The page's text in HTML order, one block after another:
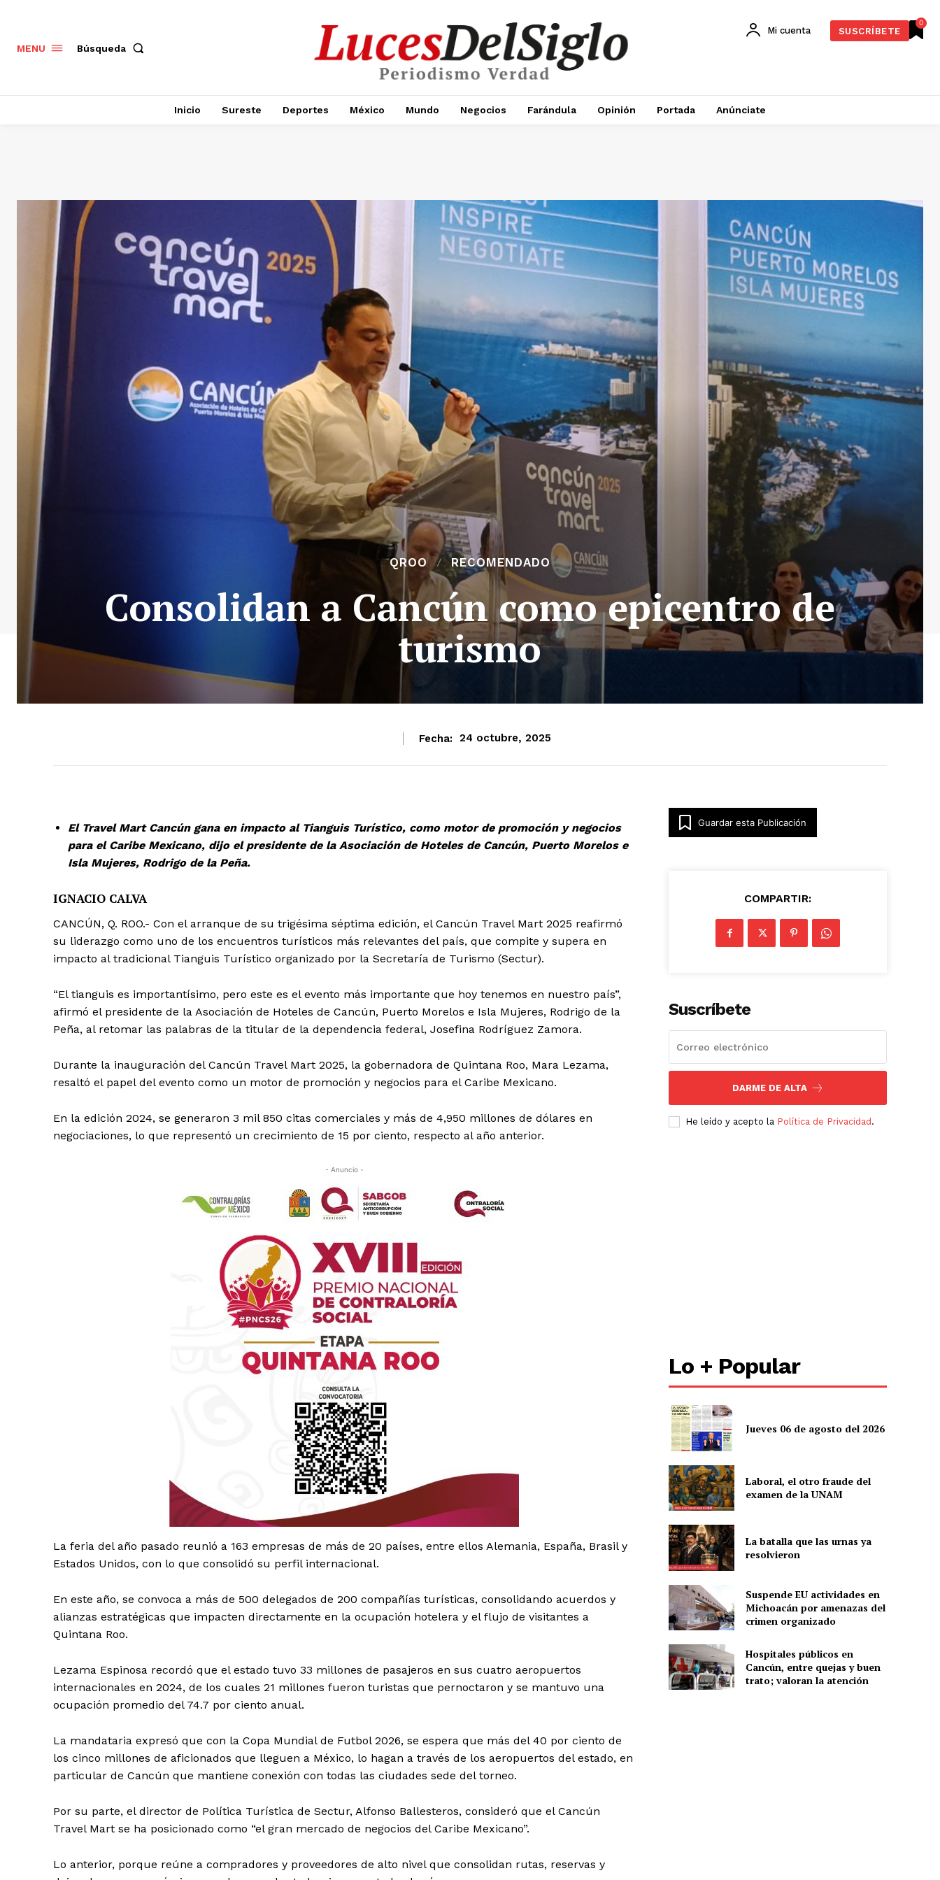
Luces
Del Siglo
SUSCRÍBETE AHORA
Nosotros
Contacto
Políticas del Sitio
Información Propietaria / Financiación
MENU Búsqueda
0
Mi cuenta SUSCRÍBETE
Inicio Sureste Deportes México Mundo Negocios Farándula Opinión Portada Anúnciate
QROO RECOMENDADO
Consolidan a Cancún como epicentro de
turismo
Fecha: 24 octubre, 2025
El Travel Mart Cancún gana en impacto al Tianguis Turístico, como motor de promoción y negocios
para el Caribe Mexicano, dijo el presidente de la Asociación de Hoteles de Cancún, Puerto Morelos e
Isla Mujeres, Rodrigo de la Peña.
IGNACIO CALVA
CANCÚN, Q. ROO.- Con el arranque de su trigésima séptima edición, el Cancún Travel Mart 2025 reafirmó
su liderazgo como uno de los encuentros turísticos más relevantes del país, que compite y supera en
impacto al tradicional Tianguis Turístico organizado por la Secretaría de Turismo (Sectur).
“El tianguis es importantísimo, pero este es el evento más importante que hoy tenemos en nuestro país”,
afirmó el presidente de la Asociación de Hoteles de Cancún, Puerto Morelos e Isla Mujeres, Rodrigo de la
Peña, al retomar las palabras de la titular de la dependencia federal, Josefina Rodríguez Zamora.
Durante la inauguración del Cancún Travel Mart 2025, la gobernadora de Quintana Roo, Mara Lezama,
resaltó el papel del evento como un motor de promoción y negocios para el Caribe Mexicano.
En la edición 2024, se generaron 3 mil 850 citas comerciales y más de 4,950 millones de dólares en
negociaciones, lo que representó un crecimiento de 15 por ciento, respecto al año anterior.
- Anuncio -
La feria del año pasado reunió a 163 empresas de más de 20 países, entre ellos Alemania, España, Brasil y
Estados Unidos, con lo que consolidó su perfil internacional.
En este año, se convoca a más de 500 delegados de 200 compañías turísticas, consolidando acuerdos y
alianzas estratégicas que impacten directamente en la ocupación hotelera y el flujo de visitantes a
Quintana Roo.
Lezama Espinosa recordó que el estado tuvo 33 millones de pasajeros en sus cuatro aeropuertos
internacionales en 2024, de los cuales 21 millones fueron turistas que pernoctaron y se mantuvo una
ocupación promedio del 74.7 por ciento anual.
La mandataria expresó que con la Copa Mundial de Futbol 2026, se espera que más del 40 por ciento de
los cinco millones de aficionados que lleguen a México, lo hagan a través de los aeropuertos del estado, en
particular de Cancún que mantiene conexión con todas las ciudades sede del torneo.
Por su parte, el director de Política Turística de Sectur, Alfonso Ballesteros, consideró que el Cancún
Travel Mart se ha posicionado como “el gran mercado de negocios del Caribe Mexicano”.
Lo anterior, porque reúne a compradores y proveedores de alto nivel que consolidan rutas, reservas y
Guardar esta Publicación
COMPARTIR:
Suscríbete
DARME DE ALTA
He leído y acepto la Política de Privacidad .
Lo + Popular
Jueves 06 de agosto del 2026
Laboral, el otro fraude del
examen de la UNAM
La batalla que las urnas ya
resolvieron
Suspende EU actividades en
Michoacán por amenazas del
crimen organizado
Hospitales públicos en
Cancún, entre quejas y buen
trato; valoran la atención